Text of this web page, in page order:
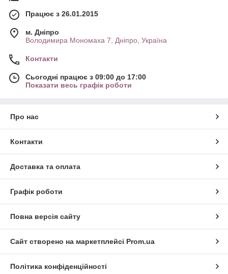
Працює з 26.01.2015
м. Дніпро
Володимира Мономаха 7, Дніпро, Україна
Контакти
Сьогодні працює з 09:00 до 17:00
Показати весь графік роботи
Про нас
Контакти
Доставка та оплата
Графік роботи
Повна версія сайту
Сайт створено на маркетплейсі Prom.ua
Політика конфіденційності